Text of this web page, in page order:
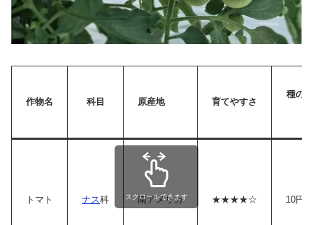
作物名 科目 原産地 育てやすさ
種の
トマト ナス科 南アメリカ ★★★★☆ 10円
スクロールできます